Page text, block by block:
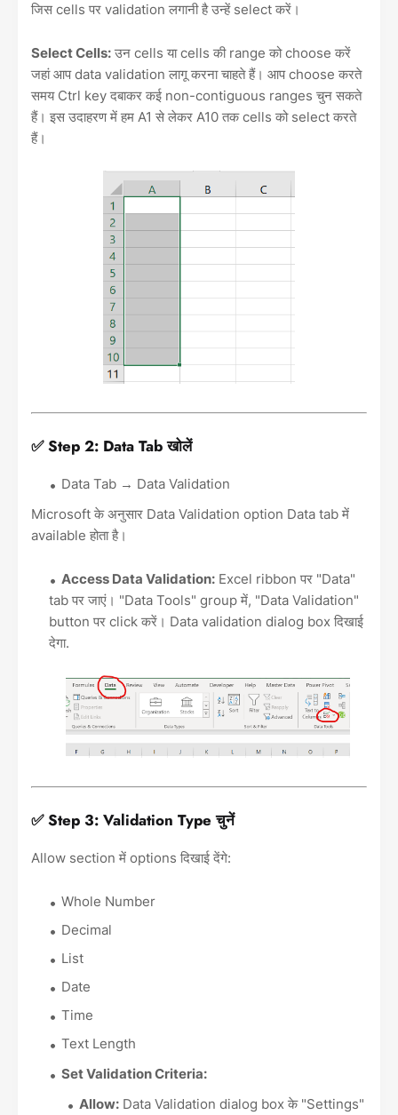
जिस cells पर validation लगानी है उन्हें select करें।
Select Cells: उन cells या cells की range को choose करें
जहां आप data validation लागू करना चाहते हैं। आप choose करते
समय Ctrl key दबाकर कई non-contiguous ranges चुन सकते
हैं। इस उदाहरण में हम A1 से लेकर A10 तक cells को select करते
हैं।
✅ Step 2: Data Tab खोलें
Data Tab → Data Validation
Microsoft के अनुसार Data Validation option Data tab में
available होता है।
Access Data Validation: Excel ribbon पर "Data"
tab पर जाएं। "Data Tools" group में, "Data Validation"
button पर click करें। Data validation dialog box दिखाई
देगा.
✅ Step 3: Validation Type चुनें
Allow section में options दिखाई देंगे:
Whole Number
Decimal
List
Date
Time
Text Length
Set Validation Criteria:
Allow: Data Validation dialog box के "Settings"